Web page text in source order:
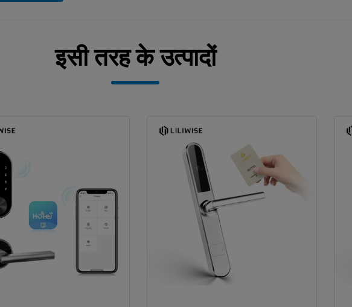
इसी तरह के उत्पादों